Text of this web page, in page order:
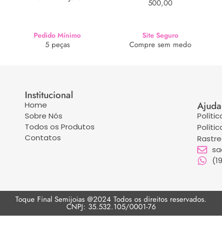
500,00
Pedido Mínimo
5 peças
Site Seguro
Compre sem medo
Institucional
Home
Sobre Nós
Todos os Produtos
Contatos
Ajuda
Toque Final Semijoias @2024 Todos os direitos reservados.
CNPJ: 35.532.105/0001-76